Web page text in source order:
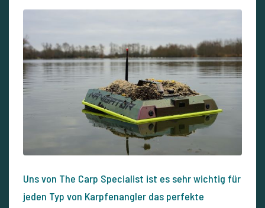
Uns von The Carp Specialist ist es sehr wichtig für
jeden Typ von Karpfenangler das perfekte